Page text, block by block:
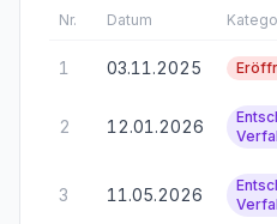
Nr. Datum
1 03.11.2025
2 12.01.2026
3 11.05.2026